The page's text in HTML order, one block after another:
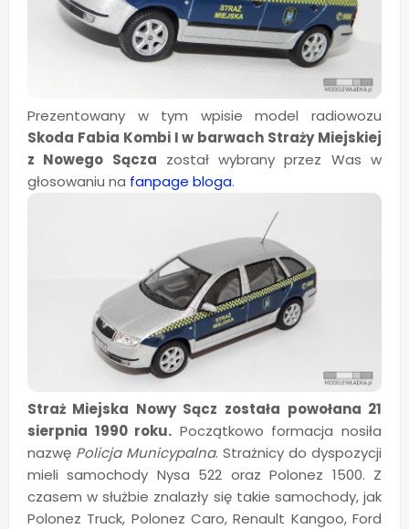
Prezentowany w tym wpisie model radiowozu
Skoda Fabia Kombi I w barwach Straży Miejskiej
z Nowego Sącza został wybrany przez Was w
głosowaniu na fanpage bloga.
Straż Miejska Nowy Sącz została powołana 21
sierpnia 1990 roku. Początkowo formacja nosiła
nazwę Policja Municypalna. Strażnicy do dyspozycji
mieli samochody Nysa 522 oraz Polonez 1500. Z
czasem w służbie znalazły się takie samochody, jak
Polonez Truck, Polonez Caro, Renault Kangoo, Ford